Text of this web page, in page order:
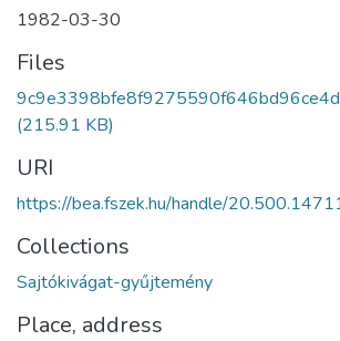
1982-03-30
Files
(215.91 KB)
URI
https://bea.fszek.hu/handle/
Collections
Sajtókivágat-gyűjtemény
Place, address